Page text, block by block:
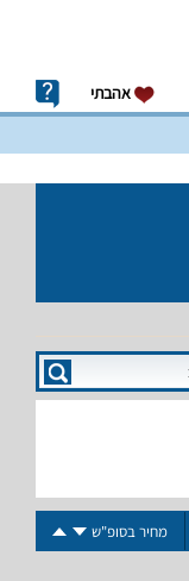
אהבתי
מחיר בסופ"ש